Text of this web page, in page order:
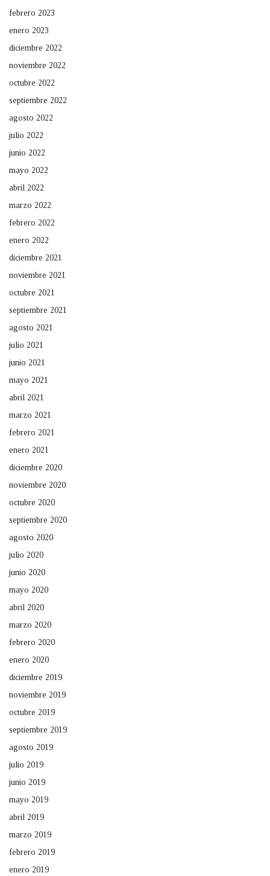
febrero 2023
enero 2023
diciembre 2022
noviembre 2022
octubre 2022
septiembre 2022
agosto 2022
julio 2022
junio 2022
mayo 2022
abril 2022
marzo 2022
febrero 2022
enero 2022
diciembre 2021
noviembre 2021
octubre 2021
septiembre 2021
agosto 2021
julio 2021
junio 2021
mayo 2021
abril 2021
marzo 2021
febrero 2021
enero 2021
diciembre 2020
noviembre 2020
octubre 2020
septiembre 2020
agosto 2020
julio 2020
junio 2020
mayo 2020
abril 2020
marzo 2020
febrero 2020
enero 2020
diciembre 2019
noviembre 2019
octubre 2019
septiembre 2019
agosto 2019
julio 2019
junio 2019
mayo 2019
abril 2019
marzo 2019
febrero 2019
enero 2019